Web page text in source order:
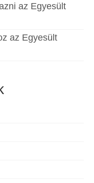
az Egyesült
az Egyesült